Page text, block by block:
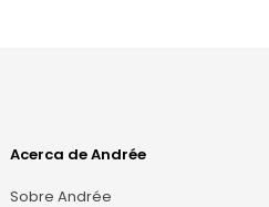
Acerca de Andrée
Sobre Andrée